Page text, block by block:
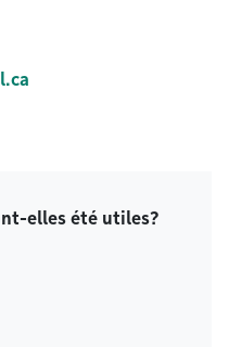
elles été utiles?